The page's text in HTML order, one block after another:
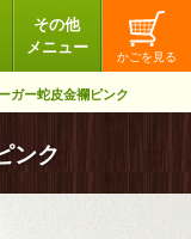
その他
メニュー
ガー蛇皮金襴ピンク
ンク